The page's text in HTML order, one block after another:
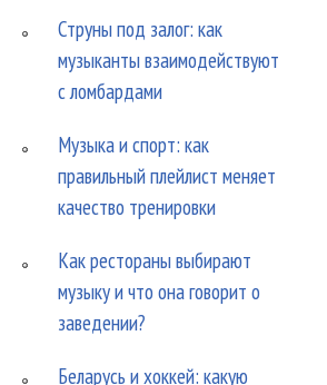
Струны под залог: как
музыканты взаимодействуют
с ломбардами
Музыка и спорт: как
правильный плейлист меняет
качество тренировки
Как рестораны выбирают
музыку и что она говорит о
заведении?
Беларусь и хоккей: какую